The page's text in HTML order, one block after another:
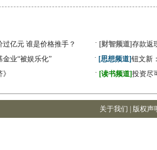
过亿元 谁是价格推手？ · [财智频道]存款返
业“被娱乐化” · [思想频道]钮文新
· [读书频道]投资尽